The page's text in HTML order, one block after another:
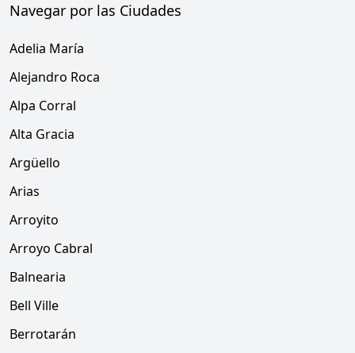
Navegar por las Ciudades
Adelia María
Alejandro Roca
Alpa Corral
Alta Gracia
Argüello
Arias
Arroyito
Arroyo Cabral
Balnearia
Bell Ville
Berrotarán